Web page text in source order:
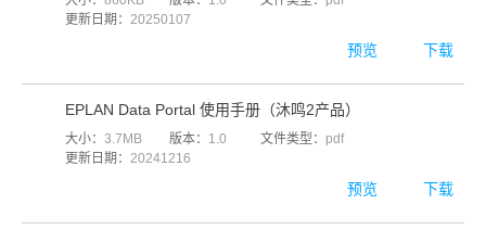
预览 下载
更新日期： 20250107
预览 下载
EPLAN Data Portal 使用手册（沐鸣2产品）
大小： 3.7MB 版本： 1.0 文件类型： pdf
更新日期： 20241216